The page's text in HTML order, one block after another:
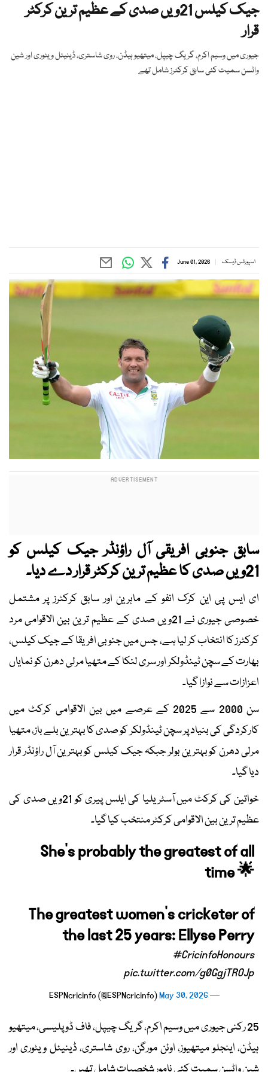
جیک کیلس 21ویں صدی کے عظیم ترین کرکٹر
قرار
جیوری میں وسیم اکرم، گریگ چیپل، میتھیو ہیڈن، روی شاستری، ڈینیئل ویٹوری اور شین
واٹسن سمیت کئی سابق کرکٹرز شامل تھے
اسپورٹس ڈیسک June 01, 2026
سابق جنوبی افریقی آل راؤنڈر جیک کیلس کو
21ویں صدی کا عظیم ترین کرکٹر قرار دے دیا۔
ای ایس پی این کرک انفو کے ماہرین اور سابق کرکٹرز پر مشتمل
خصوصی جیوری نے 21ویں صدی کے عظیم ترین بین الاقوامی مرد
کرکٹرز کا انتخاب کر لیا ہے، جس میں جنوبی افریقا کے جیک کیلس،
بھارت کے سچن ٹینڈولکر اور سری لنکا کے متھیا مرلی دھرن کو نمایاں
اعزازات سے نوازا گیا۔
سن 2000 سے 2025 کے عرصے میں بین الاقوامی کرکٹ میں
کارکردگی کی بنیاد پر سچن ٹینڈولکر کو صدی کا بہترین بلے باز، متھیا
مرلی دھرن کو بہترین بولر جبکہ جیک کیلس کو بہترین آل راؤنڈر قرار
دیا گیا۔
خواتین کی کرکٹ میں آسٹریلیا کی ایلس پیری کو 21ویں صدی کی
عظیم ترین بین الاقوامی کرکٹر منتخب کیا گیا۔
She's probably the greatest of all
time 🌟
The greatest women's cricketer of
the last 25 years: Ellyse Perry
#CricinfoHonours
pic.twitter.com/g0GgjTROJp
— ESPNcricinfo (@ESPNcricinfo)
May 30, 2026
25 رکنی جیوری میں وسیم اکرم، گریگ چیپل، فاف ڈو پلیسی، میتھیو
ہیڈن، اینجلو میتھیوز، اوئن مورگن، روی شاستری، ڈینیئل ویٹوری اور